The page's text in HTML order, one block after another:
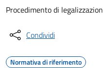
Procedimento di
Condividi
Normativa di riferimento